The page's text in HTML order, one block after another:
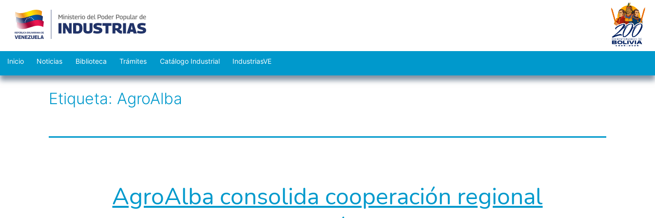
Saltar
al
Inicio Noticias Biblioteca Trámites Catálogo Industrial IndustriasVE
el
Etiqueta: AgroAlba
AgroAlba consolida cooperación regional